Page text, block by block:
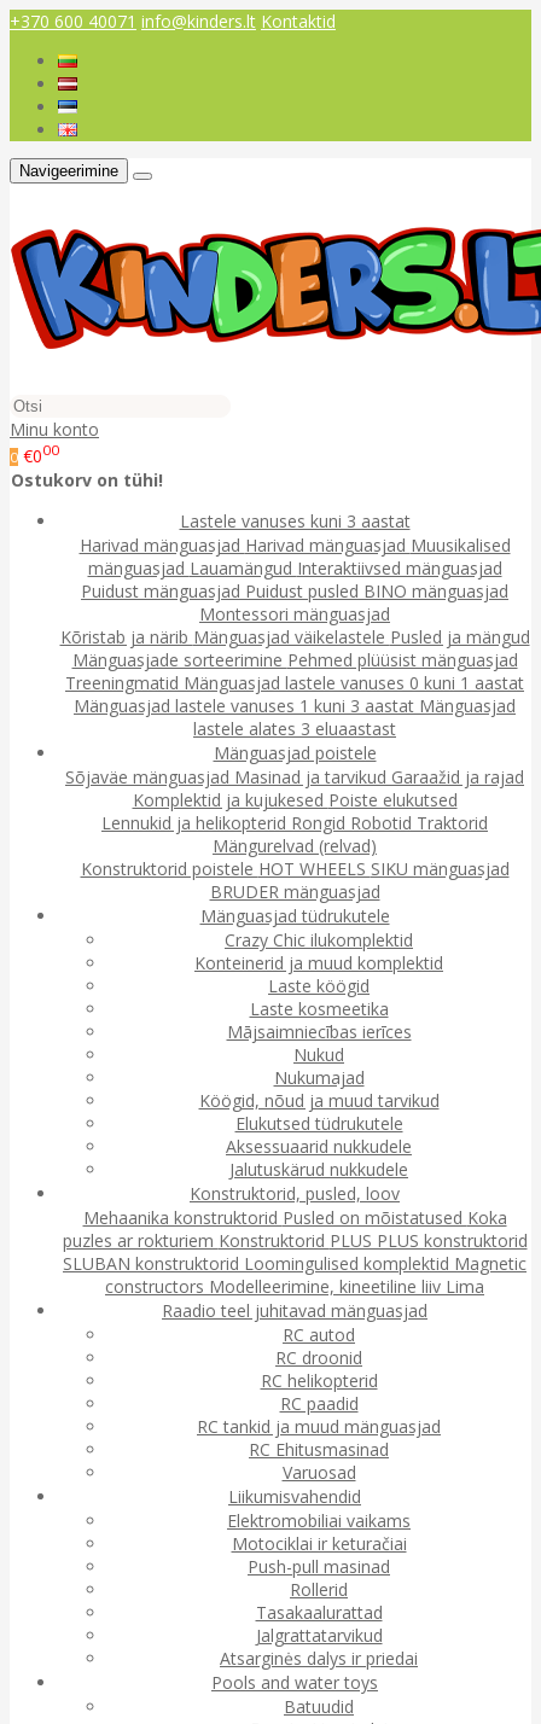
+370 600 40071 info@kinders.lt Kontaktid
Navigeerimine
Minu konto
0 €000
Ostukorv on tühi!
Lastele vanuses kuni 3 aastat
Harivad mänguasjad Harivad mänguasjad Muusikalised
mänguasjad Lauamängud Interaktiivsed mänguasjad
Puidust mänguasjad Puidust pusled BINO mänguasjad
Montessori mänguasjad
Kõristab ja närib Mänguasjad väikelastele Pusled ja mängud
Mänguasjade sorteerimine Pehmed plüüsist mänguasjad
Treeningmatid Mänguasjad lastele vanuses 0 kuni 1 aastat
Mänguasjad lastele vanuses 1 kuni 3 aastat Mänguasjad
lastele alates 3 eluaastast
Mänguasjad poistele
Sõjaväe mänguasjad Masinad ja tarvikud Garaažid ja rajad
Komplektid ja kujukesed Poiste elukutsed
Lennukid ja helikopterid Rongid Robotid Traktorid
Mängurelvad (relvad)
Konstruktorid poistele HOT WHEELS SIKU mänguasjad
BRUDER mänguasjad
Mänguasjad tüdrukutele
Crazy Chic ilukomplektid
Konteinerid ja muud komplektid
Laste köögid
Laste kosmeetika
Mājsaimniecības ierīces
Nukud
Nukumajad
Köögid, nõud ja muud tarvikud
Elukutsed tüdrukutele
Aksessuaarid nukkudele
Jalutuskärud nukkudele
Konstruktorid, pusled, loov
Mehaanika konstruktorid Pusled on mõistatused Koka
puzles ar rokturiem Konstruktorid PLUS PLUS konstruktorid
SLUBAN konstruktorid Loomingulised komplektid Magnetic
constructors Modelleerimine, kineetiline liiv Lima
Raadio teel juhitavad mänguasjad
RC autod
RC droonid
RC helikopterid
RC paadid
RC tankid ja muud mänguasjad
RC Ehitusmasinad
Varuosad
Liikumisvahendid
Elektromobiliai vaikams
Motociklai ir keturačiai
Push-pull masinad
Rollerid
Tasakaalurattad
Jalgrattatarvikud
Atsarginės dalys ir priedai
Pools and water toys
Batuudid